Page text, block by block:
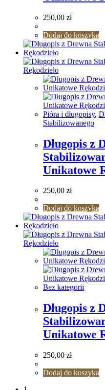
250,00 zł
Dodaj do koszyka
Pióra i długopisy,
Stabilizowanego
Długopis z
Unikatowe
250,00 zł
Dodaj do koszyka
Bez kategorii
Długopis z
Unikatowe
250,00 zł
Dodaj do koszyka